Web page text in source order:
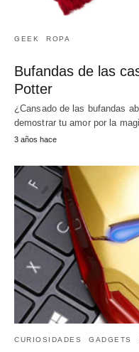
GEEK ROPA
Bufandas de las
Potter
¿Cansado de las bufandas
demostrar tu amor por la
3 años hace
CURIOSIDADES GADGETS